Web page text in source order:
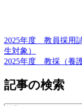
投
稿
ナ
ビ
2025年度 教員採用
生対象）
2025年度 教採（養
記事の検索